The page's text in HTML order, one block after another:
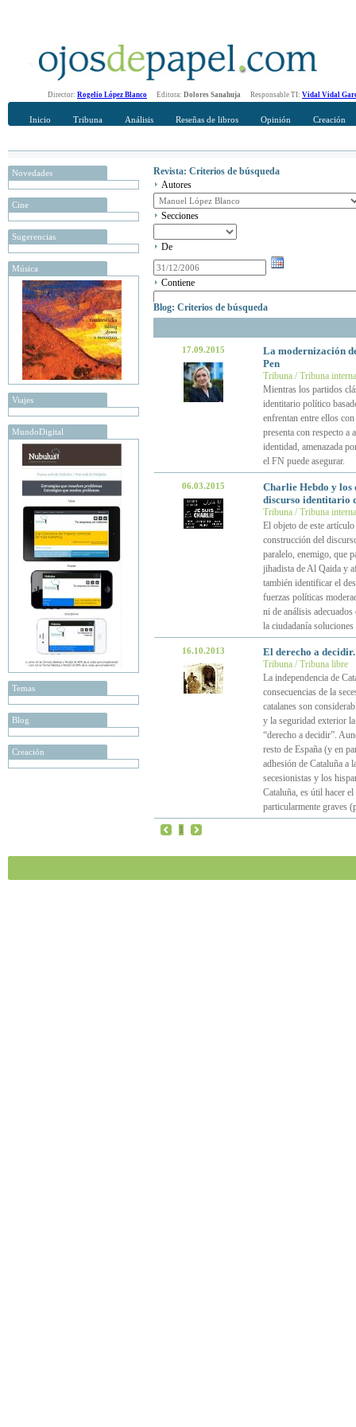
Director: Rogelio López Blanco Editora: Dolores Sanahuja Responsable TI: Vidal Vidal
Inicio Tribuna Análisis Reseñas de libros Opinión Creación
Novedades
Cine
Sugerencias
Música
Viajes
MundoDigital
Temas
Blog
Creación
Revista: Criterios de búsqueda
Autores
Secciones
De
Contiene
Blog: Criterios de búsqueda
17.09.2015
La modernización
Pen
Tribuna / Tribuna
Mientras los partidos
identitario político
enfrentan entre ellos
presenta con respecto a
identidad, amenazada
el FN puede asegurar.
06.03.2015
Charlie Hebdo y los
discurso identitario
Tribuna / Tribuna
El objeto de este
construcción del
paralelo, enemigo, que
jihadista de Al Qaida y
también identificar el
fuerzas políticas
ni de análisis
la ciudadanía
16.10.2013 El derecho a
Tribuna / Tribuna libre
La independencia de
consecuencias de la
catalanes son
y la seguridad exterior
“derecho a decidir”.
resto de España (y en
adhesión de Cataluña a
secesionistas y los
Cataluña, es útil hacer
particularmente graves
1